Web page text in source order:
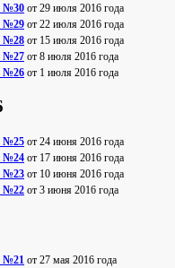
№30 от 29 июля 2016 года
№29 от 22 июля 2016 года
№28 от 15 июля 2016 года
№27 от 8 июля 2016 года
№26 от 1 июля 2016 года
№25 от 24 июня 2016 года
№24 от 17 июня 2016 года
№23 от 10 июня 2016 года
№22 от 3 июня 2016 года
№21 от 27 мая 2016 года